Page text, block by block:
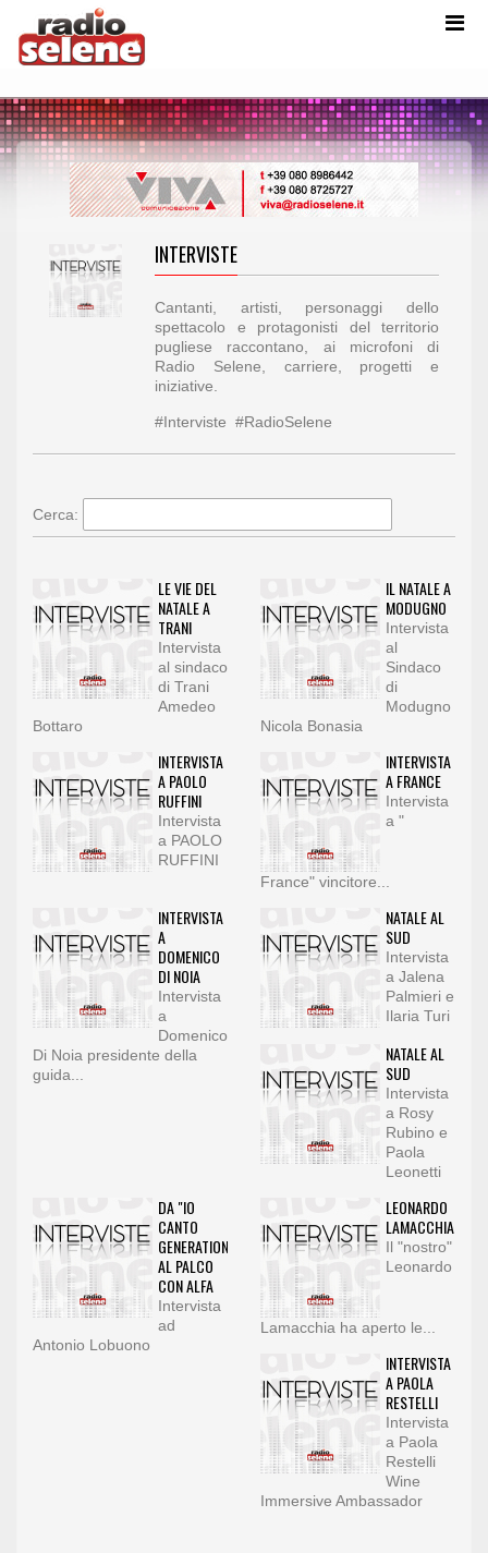
INTERVISTE
Cantanti, artisti, personaggi dello
spettacolo e protagonisti del territorio
pugliese raccontano, ai microfoni di
Radio Selene, carriere, progetti e
iniziative.
#Interviste #RadioSelene
Cerca:
LE VIE DEL
NATALE A
TRANI
Intervista
al sindaco
di Trani
Amedeo
Bottaro
IL NATALE A
MODUGNO
Intervista
al
Sindaco
di
Modugno
Nicola Bonasia
INTERVISTA
A PAOLO
RUFFINI
Intervista
a PAOLO
RUFFINI
INTERVISTA
A FRANCE
Intervista
a "
France" vincitore...
INTERVISTA
A
DOMENICO
DI NOIA
Intervista
a
Domenico
Di Noia presidente della
guida...
NATALE AL
SUD
Intervista
a Jalena
Palmieri e
Ilaria Turi
NATALE AL
SUD
Intervista
a Rosy
Rubino e
Paola
Leonetti
DA "IO
CANTO
GENERATION"
AL PALCO
CON ALFA
Intervista
ad
Antonio Lobuono
LEONARDO
LAMACCHIA
Il "nostro"
Leonardo
Lamacchia ha aperto le...
INTERVISTA
A PAOLA
RESTELLI
Intervista
a Paola
Restelli
Wine
Immersive Ambassador